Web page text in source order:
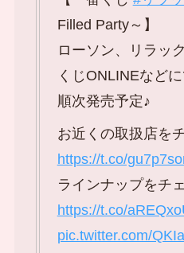
Filled Party～】
ローソン、リラッ
くじONLINEなど
順次発売予定♪
お近くの取扱店を
https://t.co/
ラインナップをチ
https://t.co/
pic.twitter.com/